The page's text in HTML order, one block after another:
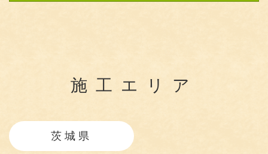
施工エリア
茨城県